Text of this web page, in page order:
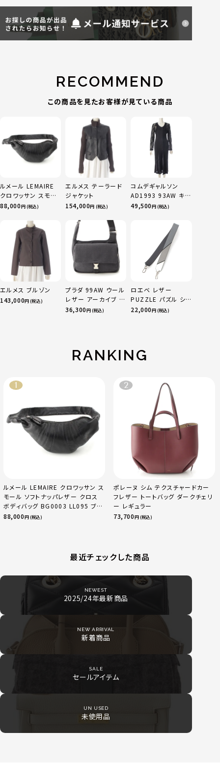
RECOMMEND
この商品を見たお客様が見ている商品
ルメール LEMAIRE
クロワッサン スモー
ル ソフトナッパレザ
グ BG0003 LL095
ブラック
88,000円 (税込)
エルメス テーラード
ジャケット
154,000円 (税込)
コムデギャルソン
AD1993 93AW キュ
プラ Synergy シナジ
プラ ロング ワンピー
ス ドレス GO-
04057S ブラック S
49,500円 (税込)
エルメス ブルゾン
143,000円 (税込)
プラダ 99AW ウール
レザー アーカイブ ワ
ン ショルダーバッグ
36,300円 (税込)
ロエベ レザー
PUZZLE パズル ショ
ルダーストラップ マ
22,000円 (税込)
RANKING
ルメール LEMAIRE クロワッサン ス
モール ソフトナッパレザー クロス
ボディバッグ BG0003 LL095 ブラ
ック
88,000円 (税込)
ポレーヌ シム テクスチャードカー
フレザー トートバッグ ダークチェリ
ー レギュラー
73,700円 (税込)
最近チェックした商品
NEWEST
2025/24年最新商品
NEW ARRIVAL
新着商品
SALE
セールアイテム
UN USED
未使用品